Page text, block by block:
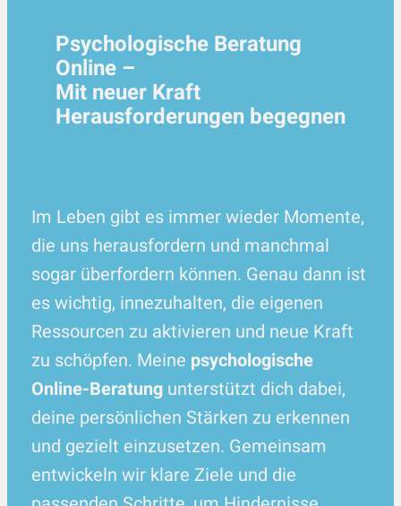
Psychologische Beratung
Online –
Mit neuer Kraft
Herausforderungen begegnen
Im Leben gibt es immer wieder Momente,
die uns herausfordern und manchmal
sogar überfordern können. Genau dann ist
es wichtig, innezuhalten, die eigenen
Ressourcen zu aktivieren und neue Kraft
zu schöpfen. Meine psychologische
Online-Beratungunterstützt dich dabei,
deine persönlichen Stärken zu erkennen
und gezielt einzusetzen. Gemeinsam
entwickeln wir klare Ziele und die